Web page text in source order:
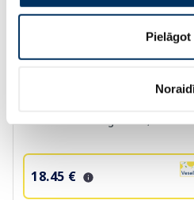
Pielāgot
18.45 €